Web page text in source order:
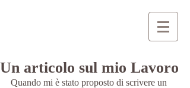
Un articolo sul mio Lavoro
Quando mi è stato proposto di scrivere un